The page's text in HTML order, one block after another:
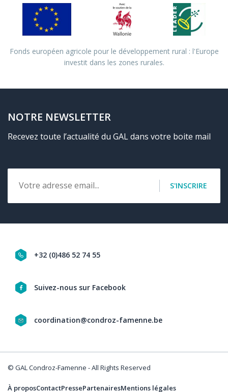
Fonds européen agricole pour le développement rural : l'Europe
investit dans les zones rurales.
NOTRE NEWSLETTER
Recevez toute l’actualité du GAL dans votre boite mail
Email S'INSCRIRE
Navigation
&
contact
+32 (0)486 52 74 55
Suivez-nous sur Facebook
coordination@condroz-famenne.be
© GAL Condroz-Famenne - All Rights Reserved
À proposContactPressePartenairesMentions légales